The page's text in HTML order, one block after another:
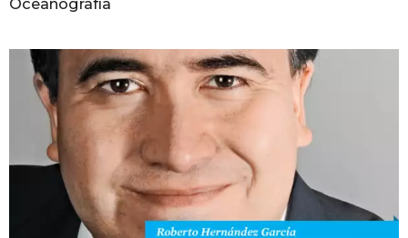
Oceanografía